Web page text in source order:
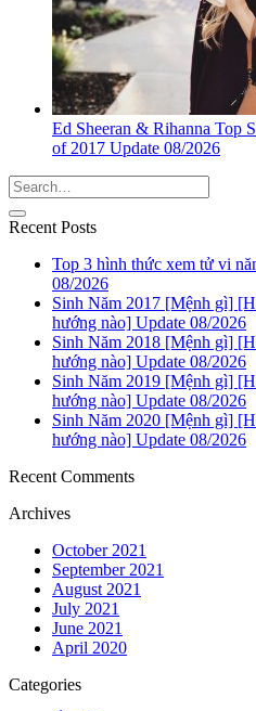
Ed Sheeran & Rihanna Top
of 2017 Update 08/2026
Recent Posts
Top 3 hình thức xem tử vi
08/2026
Sinh Năm 2017 [Mệnh gì]
hướng nào] Update 08/2026
Sinh Năm 2018 [Mệnh gì]
hướng nào] Update 08/2026
Sinh Năm 2019 [Mệnh gì]
hướng nào] Update 08/2026
Sinh Năm 2020 [Mệnh gì]
hướng nào] Update 08/2026
Recent Comments
Archives
October 2021
September 2021
August 2021
July 2021
June 2021
April 2020
Categories